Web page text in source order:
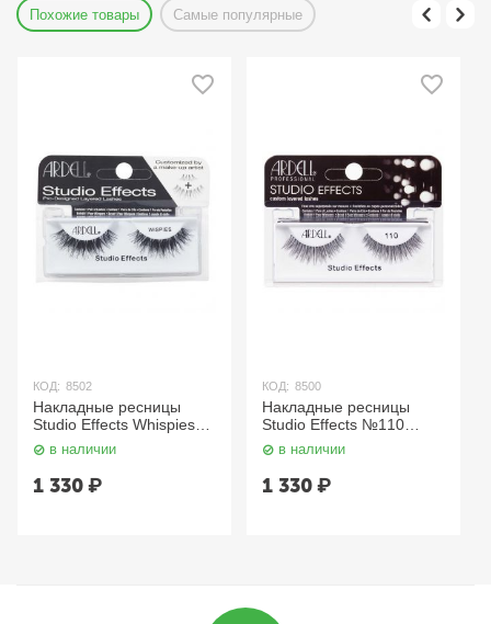
Похожие товары Самые популярные
КОД: 8502
Накладные ресницы
Studio Effects Whispies
Ardellв наличии
1 330₽
КОД: 8500
Накладные ресницы
Studio Effects №110
Ardellв наличии
1 330₽